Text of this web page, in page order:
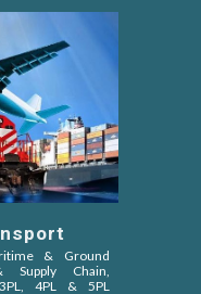
& Ground
Supply Chain,
4PL & 5PL